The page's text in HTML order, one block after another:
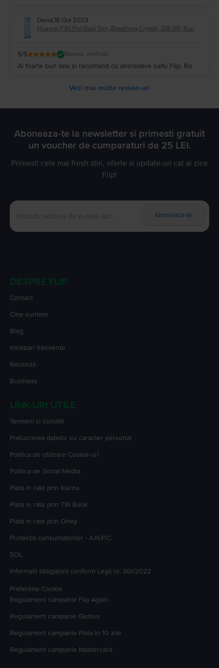
David,16 Oct 2023
Huawei P30 Pro Dual Sim, Breathing Crystal, 128 GB, Bun
5/5 Review verificat
Ai foarte bun telu și recomand cu ancredere saitu Flip. Ro
Vezi mai multe review-uri
Aboneaza-te la newsletter si primesti gratuit
un voucher de cumparaturi de 25 LEI.
Primesti cele mai fresh stiri, oferte si update-uri cat ai zice
Flip!
Aboneaza-te
DESPRE FLIP
Contact
Cine suntem
Blog
Intrebari frecvente
Recenzii
Business
LINK-URI UTILE
Termeni si conditii
Prelucrarea datelor cu caracter personal
Politica de utilizare Cookie-uri
Politica de Social Media
Plata in rate prin Klarna
Plata in rate prin TBI Bank
Plata in rate prin Oney
Protectia consumatorilor - A.N.P.C.
SOL
Informatii obligatorii conform Legii nr. 361/2022
Preferinte Cookie
Regulament campanie Flip Again
Regulament campanie Genius
Regulament campanie Plata în 10 zile
Regulament campanie Mastercard